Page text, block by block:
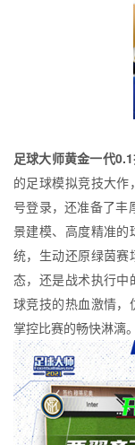
足球大师黄金一代
的足球模拟竞技大
号登录，还准备了丰
景建模、高度精准的
统，生动还原绿茵赛
态，还是战术执行中
球竞技的热血激情，
掌控比赛的畅快淋漓。